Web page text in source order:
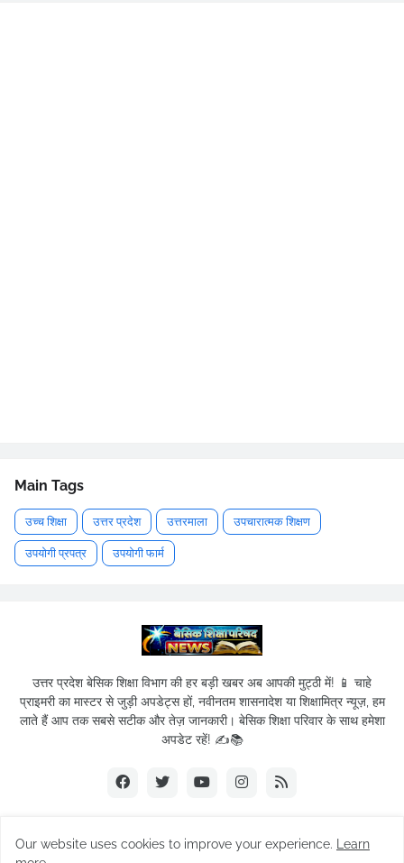
Main Tags
उच्च शिक्षा उत्तर प्रदेश उत्तरमाला उपचारात्मक शिक्षण
उपयोगी प्रपत्र उपयोगी फार्म
उत्तर प्रदेश बेसिक शिक्षा विभाग की हर बड़ी खबर अब आपकी मुट्ठी में! 📱 चाहे
प्राइमरी का मास्टर से जुड़ी अपडेट्स हों, नवीनतम शासनादेश या शिक्षामित्र न्यूज़, हम
लाते हैं आप तक सबसे सटीक और तेज़ जानकारी। बेसिक शिक्षा परिवार के साथ हमेशा
अपडेट रहें! ✍️📚
Our website uses cookies to improve your experience.
Learn